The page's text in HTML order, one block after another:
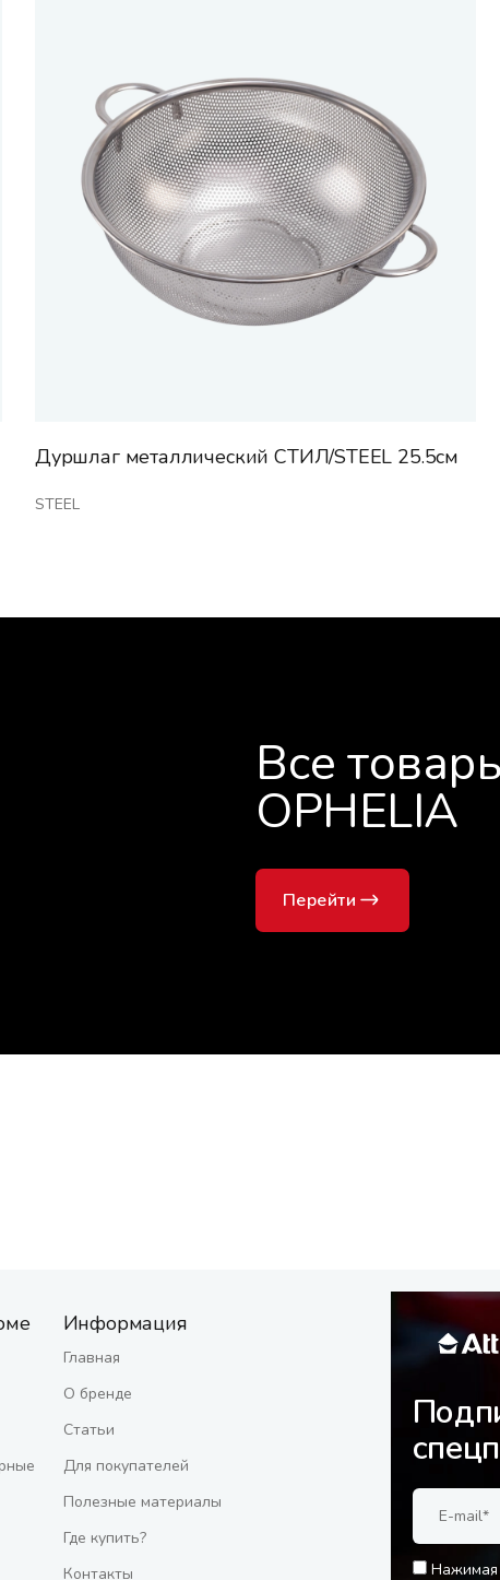
Дуршлаг металлический СТИЛ/STEEL 25.5см
STEEL
Все
OPHELIA
Перейти
Информация
Главная
О бренде
Статьи
Для покупателей
Полезные материалы
Где купить?
Контакты
Нажимая